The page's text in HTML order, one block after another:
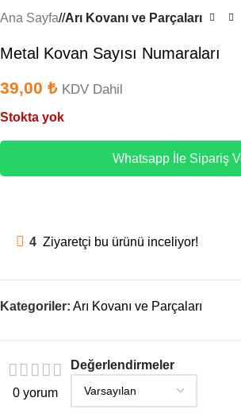
Ana Sayfa/ Arı Kovanı ve Parçaları
Metal Kovan Sayısı Numaraları
39,00 ₺ KDV Dahil
Stokta yok
Whatsapp İle Sipariş
4 Ziyaretçi bu ürünü inceliyor!
Kategoriler: Arı Kovanı ve Parçaları
0 yorum
Değerlendirmeler